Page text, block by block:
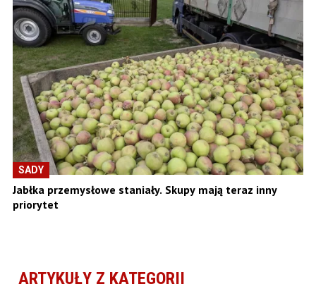
SADY
Jabłka przemysłowe staniały. Skupy mają teraz inny
priorytet
ARTYKUŁY Z KATEGORII